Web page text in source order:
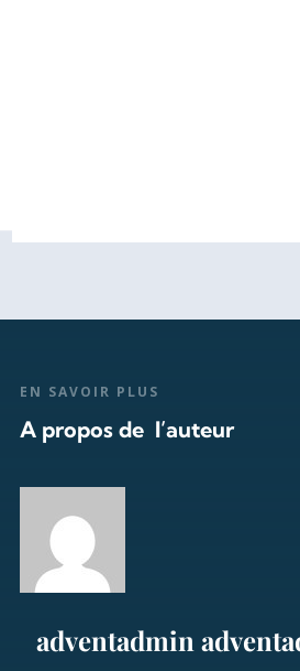
EN SAVOIR PLUS
A propos de l’auteur
adventadmin